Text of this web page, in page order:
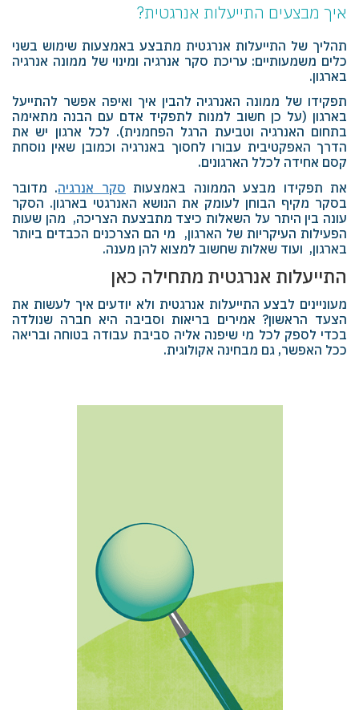
איך מבצעים התייעלות אנרגטית?
תהליך של התייעלות אנרגטית מתבצע באמצעות שימוש בשני
כלים משמעותיים: עריכת סקר אנרגיה ומינוי של ממונה אנרגיה
בארגון.
תפקידו של ממונה האנרגיה להבין איך ואיפה אפשר להתייעל
בארגון (על כן חשוב למנות לתפקיד אדם עם הבנה מתאימה
בתחום האנרגיה וטביעת הרגל הפחמנית). לכל ארגון יש את
הדרך האפקטיבית עבורו לחסוך באנרגיה וכמובן שאין נוסחת
קסם אחידה לכלל הארגונים.
את תפקידו מבצע הממונה באמצעות סקר אנרגיה. מדובר
בסקר מקיף הבוחן לעומק את הנושא האנרגטי בארגון. הסקר
עונה בין היתר על השאלות כיצד מתבצעת הצריכה, מהן שעות
הפעילות העיקריות של הארגון, מי הם הצרכנים הכבדים ביותר
בארגון, ועוד שאלות שחשוב למצוא להן מענה.
התייעלות אנרגטית מתחילה כאן
מעוניינים לבצע התייעלות אנרגטית ולא יודעים איך לעשות את
הצעד הראשון? אמירים בריאות וסביבה היא חברה שנולדה
בכדי לספק לכל מי שיפנה אליה סביבת עבודה בטוחה ובריאה
ככל האפשר, גם מבחינה אקולוגית.